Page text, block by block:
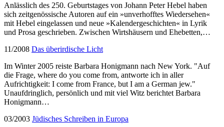
Anlässlich des 250. Geburtstages von Johann Peter Hebel haben
sich zeitgenössische Autoren auf ein »unverhofftes Wiedersehen«
mit Hebel eingelassen und neue »Kalendergeschichten« in Lyrik
und Prosa geschrieben. Zwischen Wirtshäusern und Ehebetten,…
11/2008 Das überirdische Licht
Im Winter 2005 reiste Barbara Honigmann nach New York. "Auf
die Frage, where do you come from, antworte ich in aller
Aufrichtigkeit: I come from France, but I am a German jew."
Unaufdringlich, persönlich und mit viel Witz berichtet Barbara
Honigmann…
03/2003 Jüdisches Schreiben in Europa